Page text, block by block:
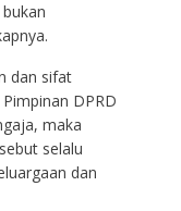
dan sifat
DPRD
maka
selalu
dan